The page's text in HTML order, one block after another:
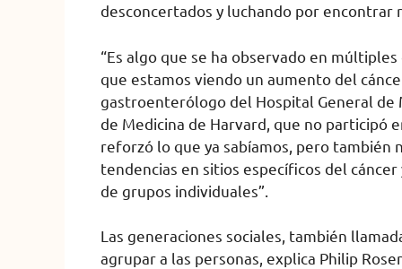
desconcertados y luchando por encontrar
“Es algo que se ha observado en
que estamos viendo un aumento del
gastroenterólogo del Hospital General de
de Medicina de Harvard, que no participó
reforzó lo que ya sabíamos, pero también
tendencias en sitios específicos del
de grupos individuales”.
Las generaciones sociales, también
agrupar a las personas, explica Philip